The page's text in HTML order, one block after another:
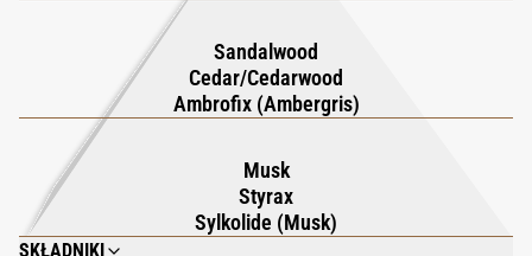
Sandalwood
Cedar/Cedarwood
Ambrofix (Ambergris)
Musk
Styrax
Sylkolide (Musk)
SKŁADNIKI